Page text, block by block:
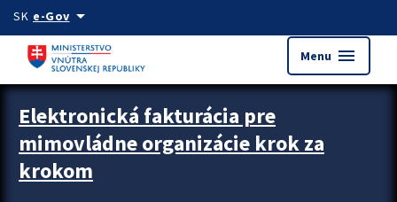
Preskocit na hlavný obsah
SK e-Govarrow_drop_down
Menu menu
Zastavit automatický posun upútavok
Elektronická fakturácia pre
mimovládne organizácie krok za
krokom